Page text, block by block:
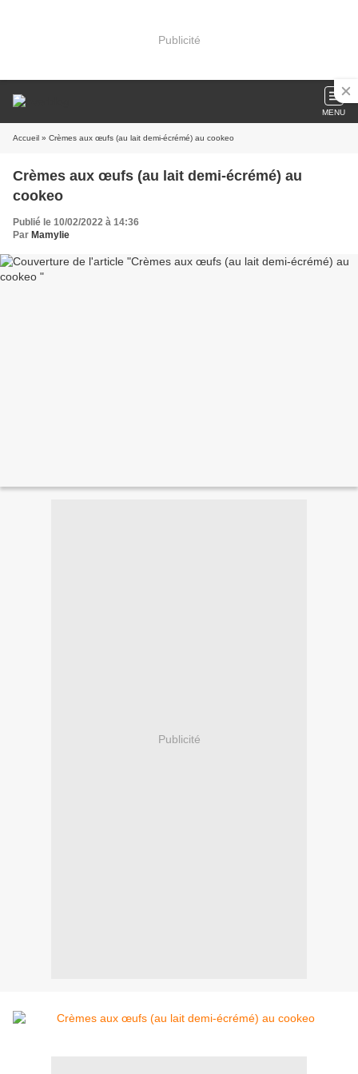
Publicité
MENU
Accueil » Crèmes aux œufs (au lait demi-écrémé) au cookeo
Crèmes aux œufs (au lait demi-écrémé) au
cookeo
Publié le 10/02/2022 à 14:36
Par Mamylie
Publicité